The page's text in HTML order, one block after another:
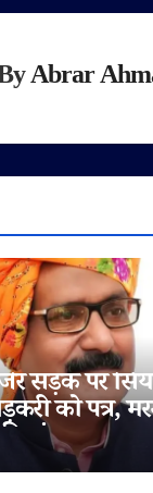
Abrar
सड़क पर
को पत्र,
मांग